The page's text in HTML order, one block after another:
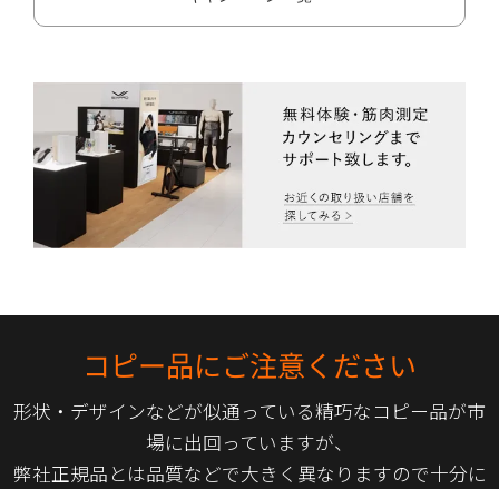
コピー品にご注意ください
形状・デザインなどが似通っている精巧なコピー品が市
場に出回っていますが、
弊社正規品とは品質などで大きく異なりますので十分に